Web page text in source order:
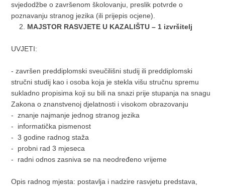
svjedodžbe o završenom školovanju, preslik potvrde o
poznavanju stranog jezika (ili prijepis ocjene).
MAJSTOR RASVJETE U KAZALIŠTU – 1 izvršitelj
UVJETI:
- završen preddiplomski sveučilišni studij ili preddiplomski
stručni studij kao i osoba koja je stekla višu stručnu spremu
sukladno propisima koji su bili na snazi prije stupanja na snagu
Zakona o znanstvenoj djelatnosti i visokom obrazovanju
- znanje najmanje jednog stranog jezika
- informatička pismenost
- 3 godine radnog staža
- probni rad 3 mjeseca
- radni odnos zasniva se na neodređeno vrijeme
Opis radnog mjesta: postavlja i nadzire rasvjetu predstava,